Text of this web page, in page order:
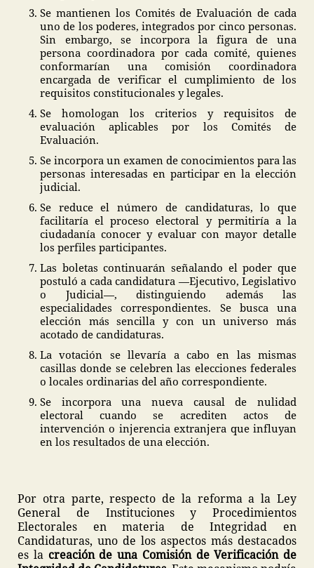
Se mantienen los Comités de Evaluación de cada
uno de los poderes, integrados por cinco personas.
Sin embargo, se incorpora la figura de una
persona coordinadora por cada comité, quienes
conformarían una comisión coordinadora
encargada de verificar el cumplimiento de los
requisitos constitucionales y legales.
Se homologan los criterios y requisitos de
evaluación aplicables por los Comités de
Evaluación.
Se incorpora un examen de conocimientos para las
personas interesadas en participar en la elección
judicial.
Se reduce el número de candidaturas, lo que
facilitaría el proceso electoral y permitiría a la
ciudadanía conocer y evaluar con mayor detalle
los perfiles participantes.
Las boletas continuarán señalando el poder que
postuló a cada candidatura —Ejecutivo, Legislativo
o Judicial—, distinguiendo además las
especialidades correspondientes. Se busca una
elección más sencilla y con un universo más
acotado de candidaturas.
La votación se llevaría a cabo en las mismas
casillas donde se celebren las elecciones federales
o locales ordinarias del año correspondiente.
Se incorpora una nueva causal de nulidad
electoral cuando se acrediten actos de
intervención o injerencia extranjera que influyan
en los resultados de una elección.
Por otra parte, respecto de la reforma a la Ley
General de Instituciones y Procedimientos
Electorales en materia de Integridad en
Candidaturas, uno de los aspectos más destacados
es la creación de una Comisión de Verificación de